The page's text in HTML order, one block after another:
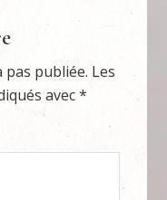
pas publiée. Les
avec*